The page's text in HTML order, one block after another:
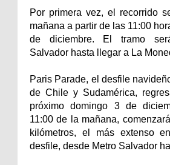
Por primera vez, el recorrido
mañana a partir de las 11:00
de diciembre. El tramo
Salvador hasta llegar a La
Paris Parade, el desfile
de Chile y Sudamérica,
próximo domingo 3 de
11:00 de la mañana,
kilómetros, el más extenso
desfile, desde Metro Salvador